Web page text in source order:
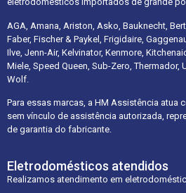
AGA, Amana, Ariston, Asko, Bauknecht,
Faber, Fischer & Paykel, Frigidaire,
Ilve, Jenn-Air, Kelvinator, Kenmore,
Miele, Speed Queen, Sub-Zero, Thermador,
Wolf.
Para essas marcas, a HM Assistência atua
sem vínculo de assistência autorizada,
de garantia do fabricante.
Eletrodomésticos atendidos
Realizamos atendimento em